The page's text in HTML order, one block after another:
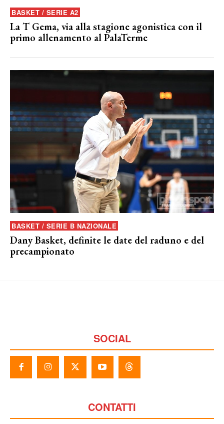
BASKET / SERIE A2
La T Gema, via alla stagione agonistica con il
primo allenamento al PalaTerme
BASKET / SERIE B NAZIONALE
Dany Basket, definite le date del raduno e del
precampionato
SOCIAL
CONTATTI